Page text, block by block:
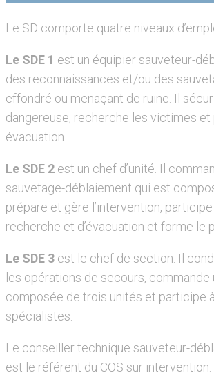
Le SD comporte quatre niveaux
Le SDE 1 est un équipier sauveteur-
des reconnaissances et/ou des
effondré ou menaçant de ruine. Il
dangereuse, recherche les victimes et
évacuation.
Le SDE 2est un chef d’unité. Il
sauvetage-déblaiement qui est
prépare et gère l’intervention,
recherche et d’évacuation et forme le
Le SDE 3est le chef de section. Il
les opérations de secours, commande
composée de trois unités et participe
spécialistes.
Le conseiller technique sauveteur-
est le référent du COS sur